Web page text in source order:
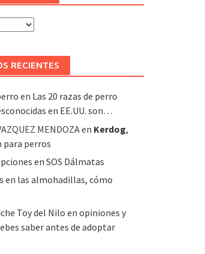
RECIENTES
en Las 20 razas de perro
en EE.UU. son…
MENDOZAen Kerdog,
perros
en SOS Dálmatas
en las almohadillas, cómo
Toy del Nilo en opiniones y
saber antes de adoptar